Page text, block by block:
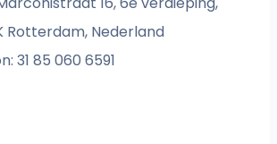
Rotterdam, Nederland
31 85 060 6591